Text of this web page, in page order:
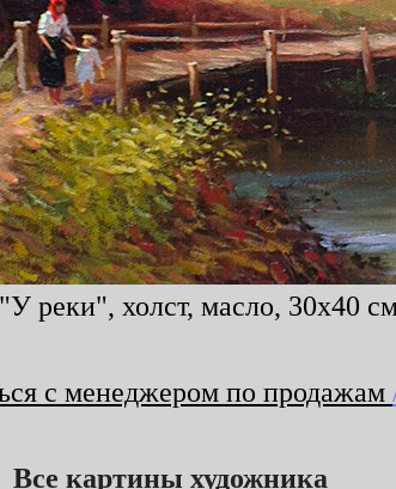
реки", холст, масло, 30x40
с менеджером по продажам
Все картины художника